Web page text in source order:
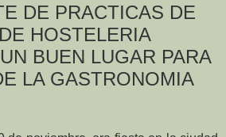
DE PRACTICAS DE
HOSTELERIA
BUEN LUGAR PARA
LA GASTRONOMIA